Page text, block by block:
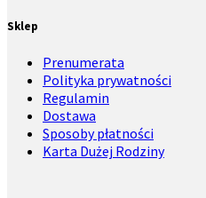
Sklep
Prenumerata
Polityka prywatności
Regulamin
Dostawa
Sposoby płatności
Karta Dużej Rodziny